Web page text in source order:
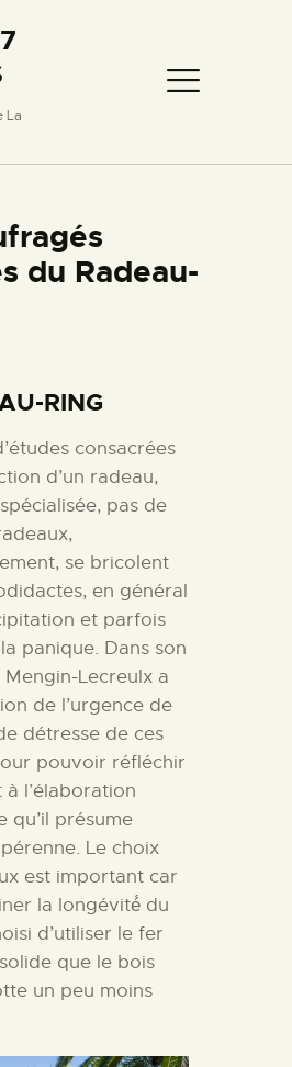
La
7 PORTES
de La Réunion
AVEC
du Radeau-
RING
consacrées
d’un radeau,
pas de
se bricolent
en général
et parfois
panique. Dans son
Lecreulx a
de l’urgence de
détresse de ces
pouvoir réfléchir
à l’élaboration
qu’il présume
Le choix
est important car
la longévité́ du
d’utiliser le fer
que le bois
un peu moins